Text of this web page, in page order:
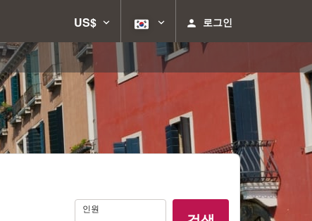
US$ 로그인
인인원